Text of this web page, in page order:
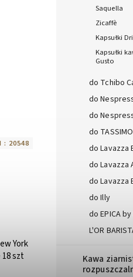
Saquella
Zicaffè
Kapsułki
Kapsułki
Gusto
do Tchibo
do
do
do TASSIMO
do Lavazza
do Lavazza
do Lavazza
do Illy
do EPICA
L'OR
Kawa
York
szt
: 20548